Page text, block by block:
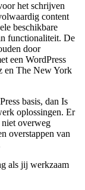
het schrijven
content
beschikbare
functionaliteit. De
door
een WordPress
en The New York
basis, dan Is
oplossingen. Er
overweg
overstappen van
als jij werkzaam